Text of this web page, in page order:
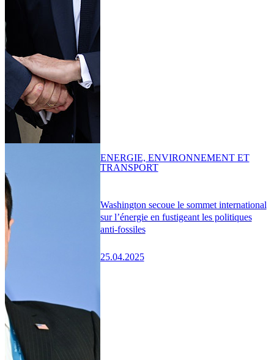
Washington secoue le sommet international
sur l’énergie en fustigeant les politiques
anti-fossiles
25.04.2025
ENERGIE, ENVIRONNEMENT ET
TRANSPORT